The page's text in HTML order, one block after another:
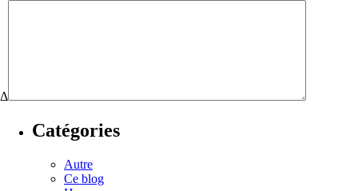
Δ
Catégories
Autre
Ce blog